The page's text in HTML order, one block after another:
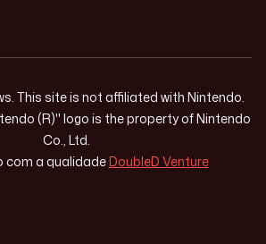
This site is not affiliated with Nintendo.
(R)" logo is the property of Nintendo
Co., Ltd.
com a qualidadeDoubleD Venture